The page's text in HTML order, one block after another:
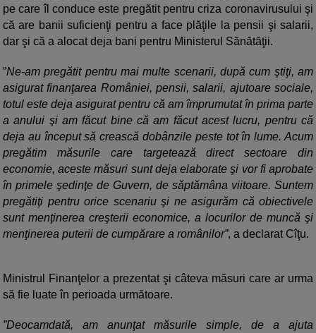
pe care îl conduce este pregătit pentru criza coronavirusului şi
că are banii suficienţi pentru a face plăţile la pensii şi salarii,
dar şi că a alocat deja bani pentru Ministerul Sănătăţii.
”Ne-am pregătit pentru mai multe scenarii, după cum ştiţi, am
asigurat finanţarea României, pensii, salarii, ajutoare sociale,
totul este deja asigurat pentru că am împrumutat în prima parte
a anului şi am făcut bine că am făcut acest lucru, pentru că
deja au început să crească dobânzile peste tot în lume. Acum
pregătim măsurile care targetează direct sectoare din
economie, aceste măsuri sunt deja elaborate şi vor fi aprobate
în primele şedinţe de Guvern, de săptămâna viitoare. Suntem
pregătiţi pentru orice scenariu şi ne asigurăm că obiectivele
sunt menţinerea creşterii economice, a locurilor de muncă şi
menţinerea puterii de cumpărare a românilor”, a declarat Cîţu.
Ministrul Finanţelor a prezentat şi câteva măsuri care ar urma
să fie luate în perioada următoare.
”Deocamdată, am anunţat măsurile simple, de a ajuta